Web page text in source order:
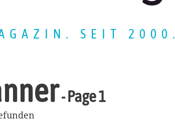
SEIT 2000.
- Page 1